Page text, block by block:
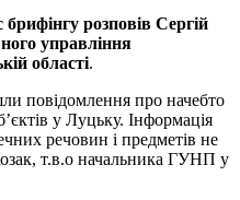
брифінгу розповів Сергій
управління
області.
повідомлення про начебто
у Луцьку. Інформація
речовин і предметів не
т.в.о начальника ГУНП у